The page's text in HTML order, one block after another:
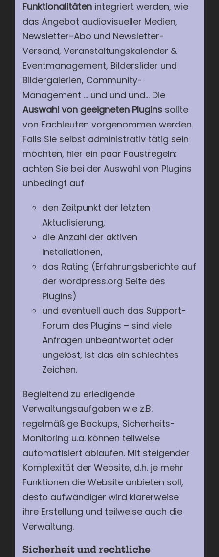
Funktionalitätenintegriert werden, wie
das Angebot audiovisueller Medien,
Newsletter-Abo und Newsletter-
Versand, Veranstaltungskalender &
Eventmanagement, Bilderslider und
Bildergalerien, Community-
Management … und und und… Die
Auswahl von geeigneten Pluginssollte
von Fachleuten vorgenommen werden.
Falls Sie selbst administrativ tätig sein
möchten, hier ein paar Faustregeln:
achten Sie bei der Auswahl von Plugins
unbedingt auf
den Zeitpunkt der letzten
Aktualisierung,
die Anzahl der aktiven
Installationen,
das Rating (Erfahrungsberichte auf
der wordpress.org Seite des
Plugins)
und eventuell auch das Support-
Forum des Plugins – sind viele
Anfragen unbeantwortet oder
ungelöst, ist das ein schlechtes
Zeichen.
Begleitend zu erledigende
Verwaltungsaufgaben wie z.B.
regelmäßige Backups, Sicherheits-
Monitoring u.a. können teilweise
automatisiert ablaufen. Mit steigender
Komplexität der Website, d.h. je mehr
Funktionen die Website anbieten soll,
desto aufwändiger wird klarerweise
ihre Erstellung und teilweise auch die
Verwaltung.
Sicherheit und rechtliche